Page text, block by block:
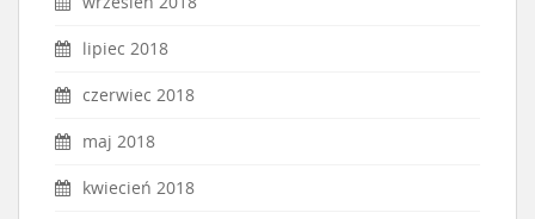
lipiec 2018
czerwiec 2018
maj 2018
kwiecień 2018